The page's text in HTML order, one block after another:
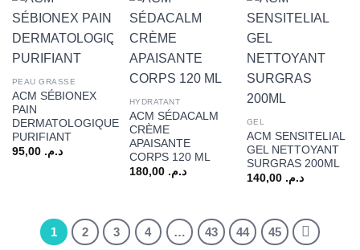
PEAU GRASSE
ACM SÉBIONEX
PAIN
DERMATOLOGIQUE
PURIFIANT
د.م. 95,00
HYDRATANT
ACM SÉDACALM
CRÈME
APAISANTE
CORPS 120 ML
د.م. 180,00
GEL
ACM SENSITELIAL
GEL NETTOYANT
SURGRAS 200ML
د.م. 140,00
1 2 3 4 … 43 44 45